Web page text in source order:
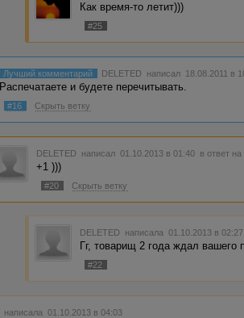
Как время-то летит)))
#25
Лучший комментарий DELETED написал 18.08.2011 в
Распечатаете и будете перечитывать.
#16 Скрыть ветку
DELETED написал 01.10.2013 в 01:40 в ответ
+1 )))
#20 Скрыть ветку
DELETED написала 01.10.2013 в
Гг, товарищ 2 года ждал вашего
#22
написала 01.10.2013 в 04:03